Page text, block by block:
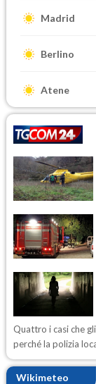
Madrid
Berlino
Atene
Quattro i casi che
perché la polizia
Wikimeteo